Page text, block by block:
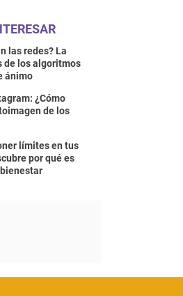
las redes? La
de los algoritmos
ánimo
¿Cómo
de los
límites en tus
por qué es